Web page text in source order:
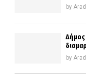
by
Δήμος
by